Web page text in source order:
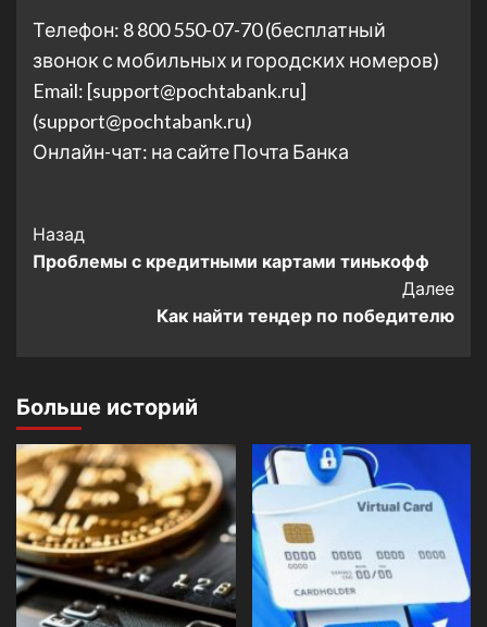
Телефон: 8 800 550-07-70 (бесплатный
звонок с мобильных и городских номеров)
Email: [support@pochtabank.ru]
(support@pochtabank.ru)
Онлайн-чат: на сайте Почта Банка
Post
Navigation
Назад
Проблемы с кредитными картами тинькофф
Далее
Как найти тендер по победителю
Больше историй